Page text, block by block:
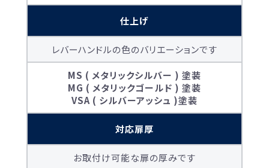
仕上げ
レバーハンドルの色のバリエーションです
MS ( メタリックシルバー ) 塗装
MG ( メタリックゴールド ) 塗装
VSA ( シルバーアッシュ )塗装
対応扉厚
お取付け可能な扉の厚みです